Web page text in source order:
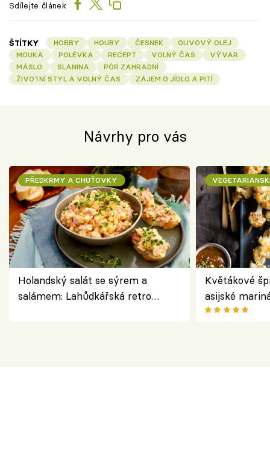
Sdílejte článek
ŠTÍTKY HOBBY HOUBY ČESNEK
OLIVOVÝ OLEJ
MOUKA
POLÉVKA RECEPT VOLNÝ ČAS
VÝVAR
MÁSLO
SLANINA
PÓR ZAHRADNÍ
ŽIVOTNÍ STYL A VOLNÝ ČAS
ZÁJEM O JÍDLO A PITÍ
Návrhy pro vás
PŘEDKRMY A CHUŤOVKY
Holandský salát se sýrem a
salámem: Lahůdkářská retro
Květákové
asijské
chuťovka z